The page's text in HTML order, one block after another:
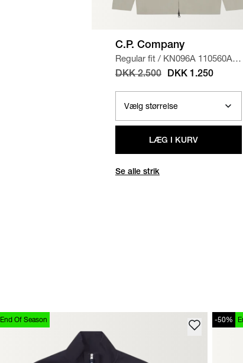
C.P. Company
Regular fit / KN096A 110560A
STRIK
SAND
DKK 2.500 DKK 1.250
LÆG I KURV
Se alle strik
End Of Season -50%